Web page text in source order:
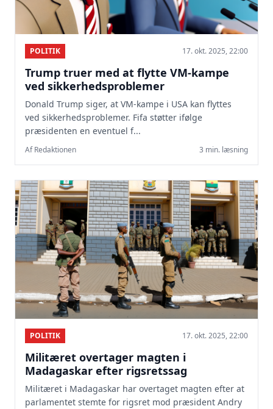
POLITIK 17. okt. 2025, 22:00
Trump truer med at flytte VM-kampe
ved sikkerhedsproblemer
Donald Trump siger, at VM-kampe i USA kan flyttes
ved sikkerhedsproblemer. Fifa støtter ifølge
præsidenten en eventuel f...
Af Redaktionen 3 min. læsning
POLITIK 17. okt. 2025, 22:00
Militæret overtager magten i
Madagaskar efter rigsretssag
Militæret i Madagaskar har overtaget magten efter at
parlamentet stemte for rigsret mod præsident Andry